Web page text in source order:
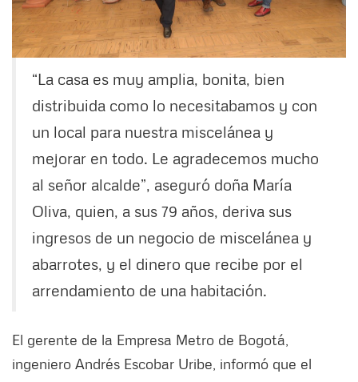
“La casa es muy amplia, bonita, bien
distribuida como lo necesitabamos y con
un local para nuestra miscelánea y
mejorar en todo. Le agradecemos mucho
al señor alcalde”, aseguró doña María
Oliva, quien, a sus 79 años, deriva sus
ingresos de un negocio de miscelánea y
abarrotes, y el dinero que recibe por el
arrendamiento de una habitación.
El gerente de la Empresa Metro de Bogotá,
ingeniero Andrés Escobar Uribe, informó que el